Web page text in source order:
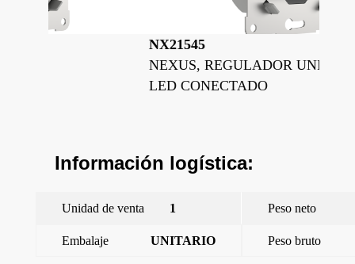
NEXUS, REGULADOR UNIVERSAL
LED CONECTADO
Información logística:
Unidad de venta 1 Peso neto
Embalaje UNITARIO Peso bruto